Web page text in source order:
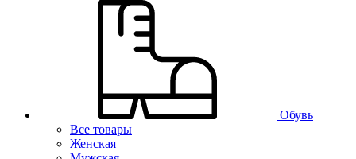
Обувь
Все товары
Женская